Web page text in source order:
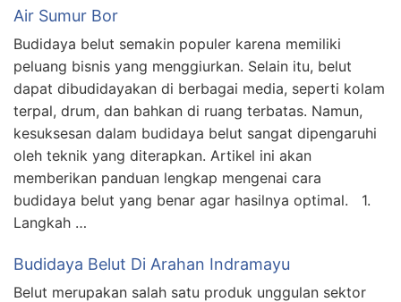
Air Sumur Bor
Budidaya belut semakin populer karena memiliki
peluang bisnis yang menggiurkan. Selain itu, belut
dapat dibudidayakan di berbagai media, seperti kolam
terpal, drum, dan bahkan di ruang terbatas. Namun,
kesuksesan dalam budidaya belut sangat dipengaruhi
oleh teknik yang diterapkan. Artikel ini akan
memberikan panduan lengkap mengenai cara
budidaya belut yang benar agar hasilnya optimal. 1.
Langkah …
Budidaya Belut Di Arahan Indramayu
Belut merupakan salah satu produk unggulan sektor